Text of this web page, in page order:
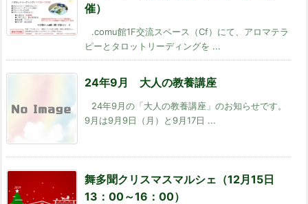
催）
.comu館1F交流スペース（Cf）にて、アロマテラ
ピーとタロットリーディングを ...
24年9月 大人の教養講座
24年9月の「大人の教養講座」のお知らせです。
9月は9月9日（月）と9月17日 ...
舞多聞クリスマスマルシェ（12月15日
13：00～16：00）